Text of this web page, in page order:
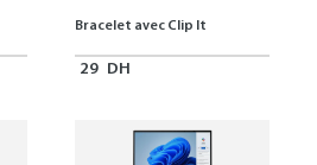
Bracelet avec Clip It
29 DH